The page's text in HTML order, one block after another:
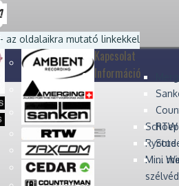
Rycote
Mini
...
- az oldalaikra mutató linkekkel
Kapcsolat
Információ